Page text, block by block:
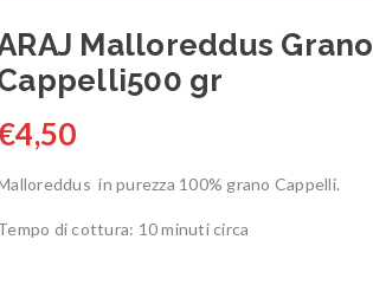
Malloreddus Grano
gr
4,50
in purezza 100% grano Cappelli.
di cottura: 10 minuti circa